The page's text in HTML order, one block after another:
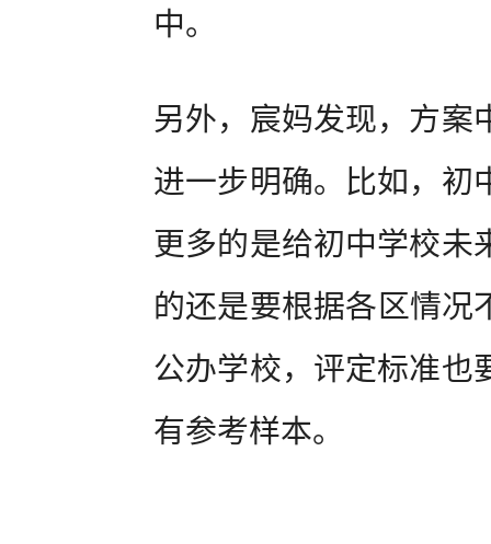
中。
另外，宸妈发现，方案
进一步明确。比如，初
更多的是给初中学校未
的还是要根据各区情况
公办学校，评定标准也
有参考样本。